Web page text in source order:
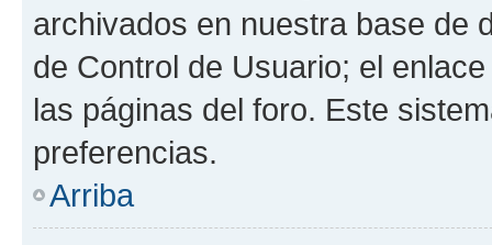
archivados en nuestra base de
de Control de Usuario; el
las páginas del foro. Este
preferencias.
Arriba